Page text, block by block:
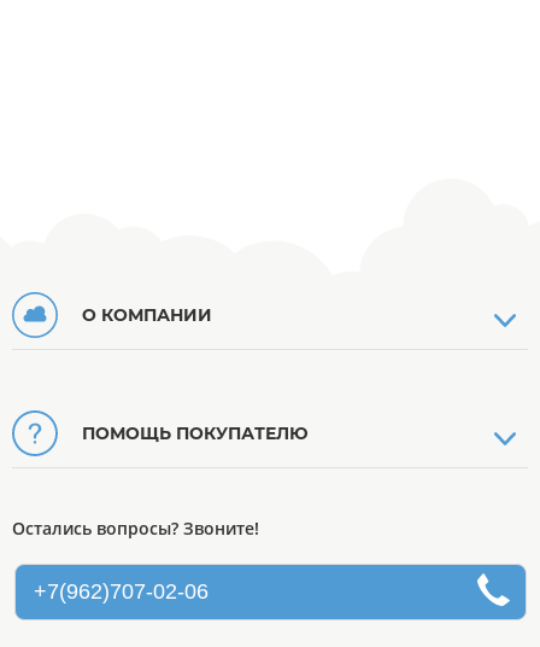
О КОМПАНИИ
ПОМОЩЬ ПОКУПАТЕЛЮ
Остались вопросы? Звоните!
+7(962)707-02-06